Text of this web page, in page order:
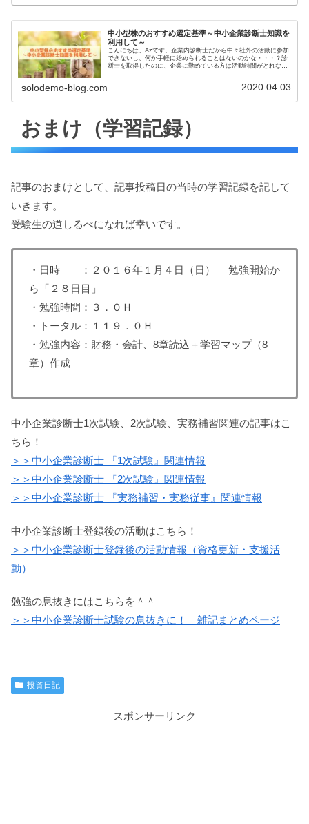
中小型株のおすすめ選定基準～中小企業診断士知識を
利用して～
こんにちは、Azです。企業内診断士だから中々社外の活動に参加
できないし、何か手軽に始められることはないのかな・・・？診
断士を取得したのに、企業に勤めている方は活動時間がとれない
solodemo-blog.com 2020.04.03
おまけ（学習記録）
記事のおまけとして、記事投稿日の当時の学習記録を記して
いきます。
受験生の道しるべになれば幸いです。
・日時 ：２０１６年１月４日（日） 勉強開始か
ら「２８日目」
・勉強時間：３．０Ｈ
・トータル：１１９．０Ｈ
・勉強内容：財務・会計、8章読込＋学習マップ（8
章）作成
中小企業診断士1次試験、2次試験、実務補習関連の記事はこ
ちら！
＞＞中小企業診断士 『1次試験』関連情報
＞＞中小企業診断士 『2次試験』関連情報
＞＞中小企業診断士 『実務補習・実務従事』関連情報
中小企業診断士登録後の活動はこちら！
＞＞中小企業診断士登録後の活動情報（資格更新・支援活
動）
勉強の息抜きにはこちらを＾＾
＞＞中小企業診断士試験の息抜きに！ 雑記まとめページ
投資日記
スポンサーリンク